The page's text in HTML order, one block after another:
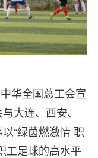
华全国总工会宣
大连、西安、
“绿茵燃激情 职
工足球的高水平